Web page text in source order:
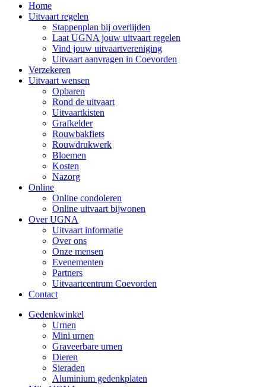
Home
Uitvaart regelen
Stappenplan bij overlijden
Laat UGNA jouw uitvaart regelen
Vind jouw uitvaartvereniging
Uitvaart aanvragen in Coevorden
Verzekeren
Uitvaart wensen
Opbaren
Rond de uitvaart
Uitvaartkisten
Grafkelder
Rouwbakfiets
Rouwdrukwerk
Bloemen
Kosten
Nazorg
Online
Online condoleren
Online uitvaart bijwonen
Over UGNA
Uitvaart informatie
Over ons
Onze mensen
Evenementen
Partners
Uitvaartcentrum Coevorden
Contact
Gedenkwinkel
Urnen
Mini urnen
Graveerbare urnen
Dieren
Sieraden
Aluminium gedenkplaten